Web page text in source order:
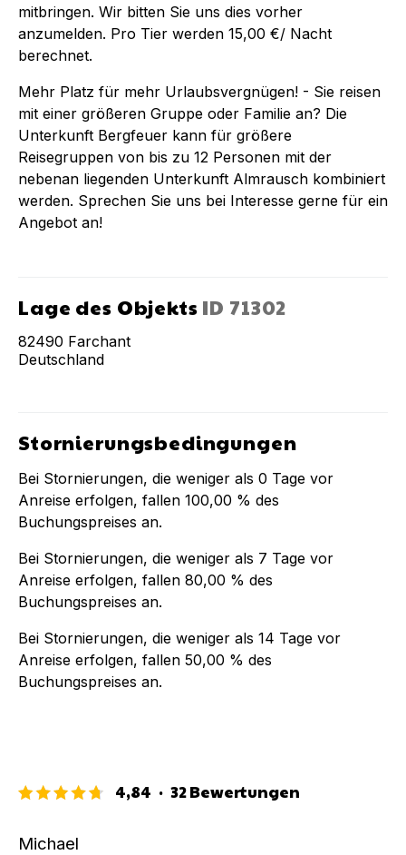
mitbringen. Wir bitten Sie uns dies vorher
anzumelden. Pro Tier werden 15,00 €/ Nacht
berechnet.
Mehr Platz für mehr Urlaubsvergnügen! - Sie reisen
mit einer größeren Gruppe oder Familie an? Die
Unterkunft Bergfeuer kann für größere
Reisegruppen von bis zu 12 Personen mit der
nebenan liegenden Unterkunft Almrausch kombiniert
werden. Sprechen Sie uns bei Interesse gerne für ein
Angebot an!
Lage des Objekts ID 71302
82490 Farchant
Deutschland
Stornierungsbedingungen
Bei Stornierungen, die weniger als 0 Tage vor
Anreise erfolgen, fallen 100,00 % des
Buchungspreises an.
Bei Stornierungen, die weniger als 7 Tage vor
Anreise erfolgen, fallen 80,00 % des
Buchungspreises an.
Bei Stornierungen, die weniger als 14 Tage vor
Anreise erfolgen, fallen 50,00 % des
Buchungspreises an.
4,84 · 32Bewertungen
Michael